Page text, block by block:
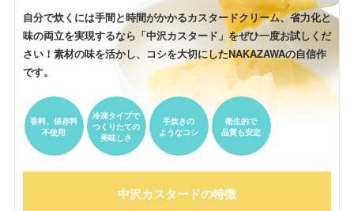
自分で炊くには手間と時間がかかるカスタードクリーム、省力化と
味の両立を実現するなら「中沢カスタード」をぜひ一度お試しくだ
さい！素材の味を活かし、 コシを大切にしたNAKAZAWAの自信作
です。
香料、保存料
不使用
冷凍タイプで
つくりたての
美味しさ
手炊きの
ようなコシ
衛生的で
品質も安定
中沢カスタードの特徴